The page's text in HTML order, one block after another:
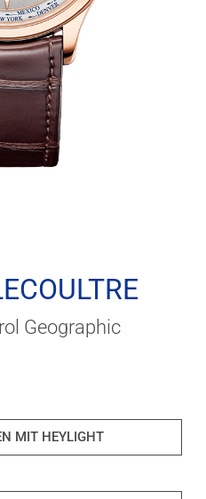
Geographic
MIT HEYLIGHT